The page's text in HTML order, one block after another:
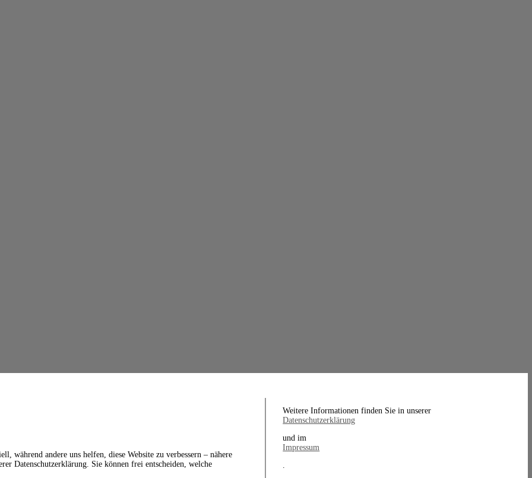
während andere uns helfen, diese Website zu verbessern – nähere
Datenschutzerklärung. Sie können frei entscheiden, welche
Weitere Informationen finden Sie in unserer
Datenschutzerklärung
und im
Impressum
.